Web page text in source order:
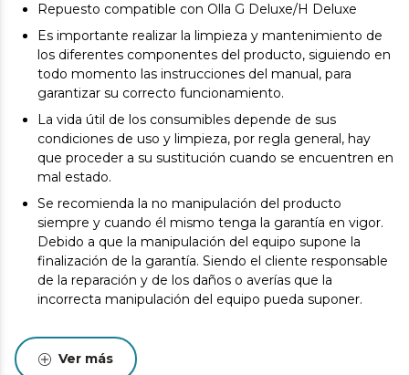
Repuesto compatible con Olla G Deluxe/H Deluxe
Es importante realizar la limpieza y mantenimiento de
los diferentes componentes del producto, siguiendo en
todo momento las instrucciones del manual, para
garantizar su correcto funcionamiento.
La vida útil de los consumibles depende de sus
condiciones de uso y limpieza, por regla general, hay
que proceder a su sustitución cuando se encuentren en
mal estado.
Se recomienda la no manipulación del producto
siempre y cuando él mismo tenga la garantía en vigor.
Debido a que la manipulación del equipo supone la
finalización de la garantía. Siendo el cliente responsable
de la reparación y de los daños o averías que la
incorrecta manipulación del equipo pueda suponer.
Ver más